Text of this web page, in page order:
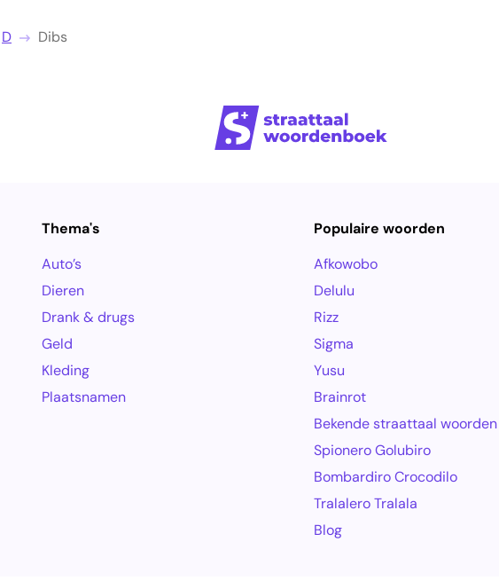
D Dibs
Thema's
Auto’s
Dieren
Drank & drugs
Geld
Kleding
Plaatsnamen
Populaire woorden
Afkowobo
Delulu
Rizz
Sigma
Yusu
Brainrot
Bekende straattaal woorden
Spionero Golubiro
Bombardiro Crocodilo
Tralalero Tralala
Blog